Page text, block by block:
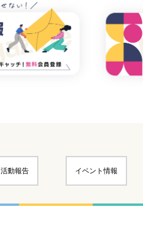
活動報告 イベント情報